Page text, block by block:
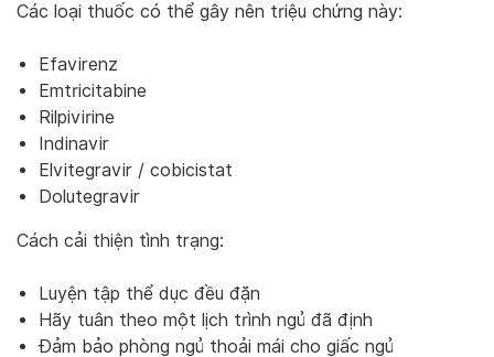
Các loại thuốc có thể gây nên triệu chứng này:
Efavirenz
Emtricitabine
Rilpivirine
Indinavir
Elvitegravir / cobicistat
Dolutegravir
Cách cải thiện tình trạng:
Luyện tập thể dục đều đặn
Hãy tuân theo một lịch trình ngủ đã định
Đảm bảo phòng ngủ thoải mái cho giấc ngủ